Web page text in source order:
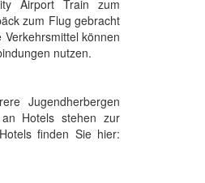
Airport Train zum
zum Flug gebracht
können
nutzen.
Jugendherbergen
Hotels stehen zur
finden Sie hier: